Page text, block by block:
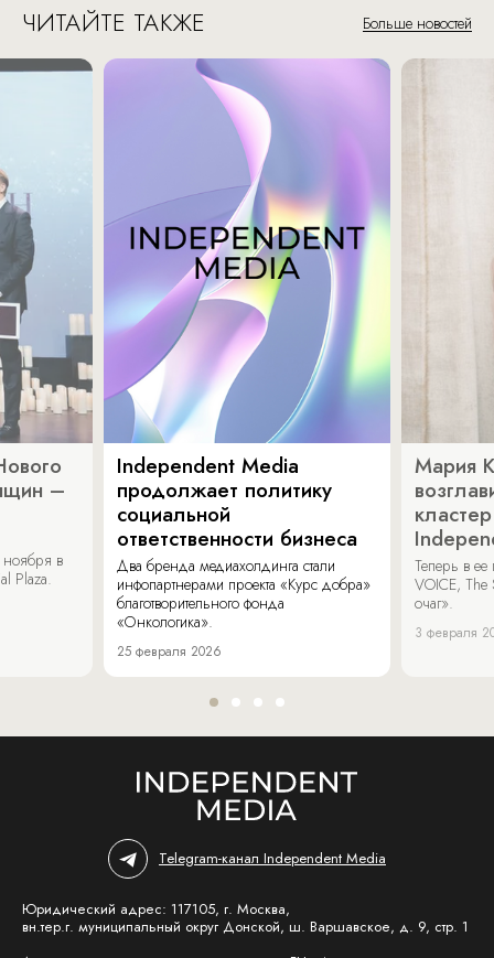
ЧИТАЙТЕ ТАКЖЕ Больше новостей
–
ноября в
Plaza.
Independent Media
продолжает политику
социальной
ответственности бизнеса
Два бренда медиахолдинга стали
инфопартнерами проекта «Курс добра»
благотворительного фонда
«Онкологика».
25 февраля 2026
Мария
Теперь в
VOICE,
очаг».
3 февраля
Telegram-канал Independent Media
Юридический адрес: 117105, г. Москва,
вн.тер.г. муниципальный округ Донской, ш. Варшавское, д. 9, стр. 1